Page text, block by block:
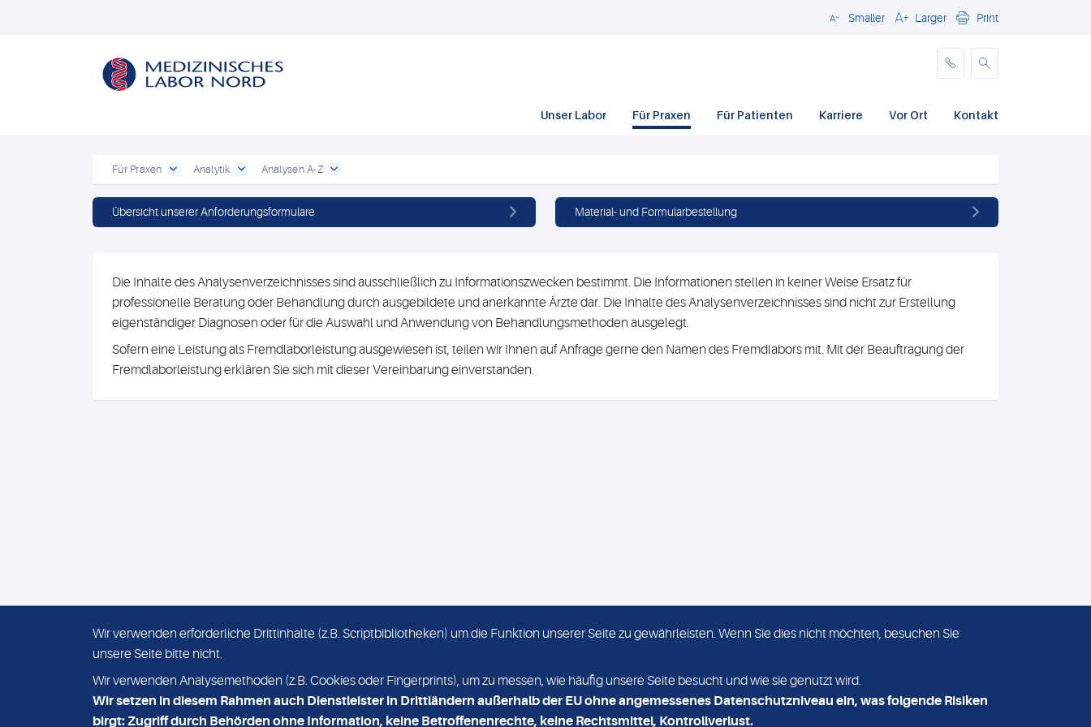
SchließenSmaller Larger Print
Unser Labor Für Praxen Für Patienten Karriere Vor Ort Kontakt
Für Praxen Analytik Analysen A-Z
Übersicht unserer Anforderungsformulare Material- und Formularbestellung
Die Inhalte des Analysenverzeichnisses sind ausschließlich zu Informationszwecken bestimmt. Die Informationen stellen in keiner Weise Ersatz für
professionelle Beratung oder Behandlung durch ausgebildete und anerkannte Ärzte dar. Die Inhalte des Analysenverzeichnisses sind nicht zur Erstellung
eigenständiger Diagnosen oder für die Auswahl und Anwendung von Behandlungsmethoden ausgelegt.
Sofern eine Leistung als Fremdlaborleistung ausgewiesen ist, teilen wir Ihnen auf Anfrage gerne den Namen des Fremdlabors mit. Mit der Beauftragung der
Fremdlaborleistung erklären Sie sich mit dieser Vereinbarung einverstanden.
IMPRESSUM
MVZ Medizinisches Labor
Nord MLN GmbH
Wir verwenden erforderliche Drittinhalte (z.B. Scriptbibliotheken) um die Funktion unserer Seite zu gewährleisten. Wenn Sie dies nicht möchten, besuchen Sie
unsere Seite bitte nicht.
Wir verwenden Analysemethoden (z.B. Cookies oder Fingerprints), um zu messen, wie häufig unsere Seite besucht und wie sie genutzt wird.
Wir setzen in diesem Rahmen auch Dienstleister in Drittländern außerhalb der EU ohne angemessenes Datenschutzniveau ein, was folgende Risiken
birgt: Zugriff durch Behörden ohne Information, keine Betroffenenrechte, keine Rechtsmittel, Kontrollverlust.